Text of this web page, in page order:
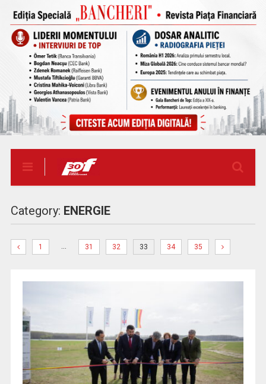
Category: ENERGIE
1 … 31 32 33 34 35